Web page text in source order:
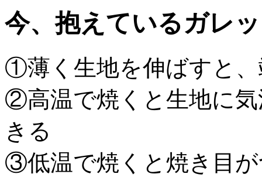
今、抱えているガレ
①薄く生地を伸ばすと
②高温で焼くと生地に
きる
③低温で焼くと焼き目